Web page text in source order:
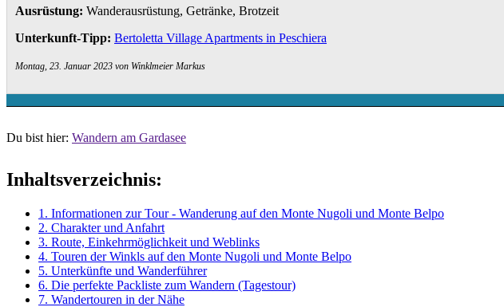
Ausrüstung: Wanderausrüstung, Getränke, Brotzeit
Unterkunft-Tipp: Bertoletta Village Apartments in Peschiera
Montag, 23. Januar 2023 von Winklmeier Markus
Du bist hier: Wandern am Gardasee
Inhaltsverzeichnis:
1. Informationen zur Tour - Wanderung auf den Monte Nugoli und Monte Belpo
2. Charakter und Anfahrt
3. Route, Einkehrmöglichkeit und Weblinks
4. Touren der Winkls auf den Monte Nugoli und Monte Belpo
5. Unterkünfte und Wanderführer
6. Die perfekte Packliste zum Wandern (Tagestour)
7. Wandertouren in der Nähe